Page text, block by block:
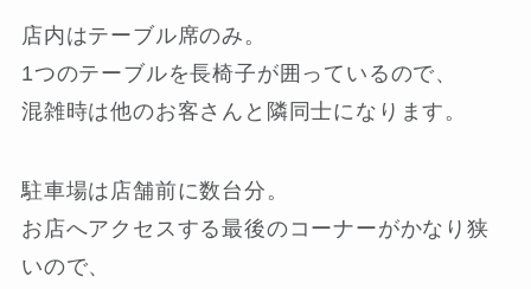
店内はテーブル席のみ。
1つのテーブルを長椅子が囲っているので、
混雑時は他のお客さんと隣同士になります。
駐車場は店舗前に数台分。
お店へアクセスする最後のコーナーがかなり狭
いので、